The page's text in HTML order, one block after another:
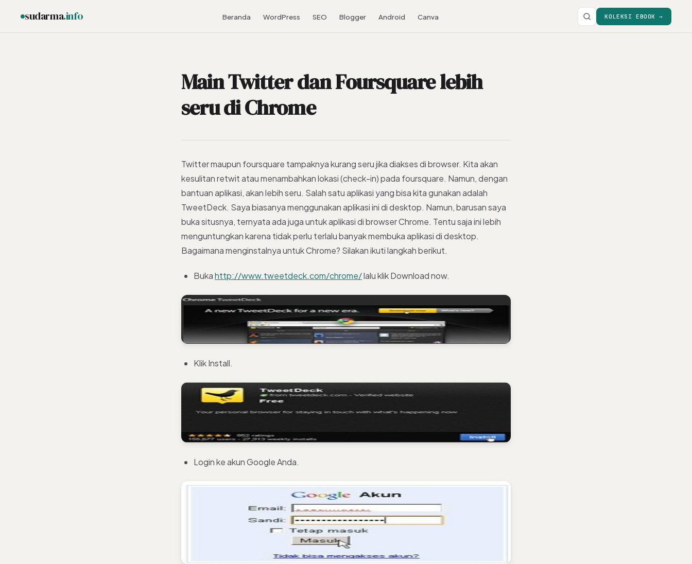
sudarma.info Beranda WordPress SEO Blogger Android Canva KOLEKSI EBOOK →
Main Twitter dan Foursquare lebih
seru di Chrome
Twitter maupun foursquare tampaknya kurang seru jika diakses di browser. Kita akan
kesulitan retwit atau menambahkan lokasi (check-in) pada foursquare. Namun, dengan
bantuan aplikasi, akan lebih seru. Salah satu aplikasi yang bisa kita gunakan adalah
TweetDeck. Saya biasanya menggunakan aplikasi ini di desktop. Namun, barusan saya
buka situsnya, ternyata ada juga untuk aplikasi di browser Chrome. Tentu saja ini lebih
menguntungkan karena tidak perlu terlalu banyak membuka aplikasi di desktop.
Bagaimana menginstalnya untuk Chrome? Silakan ikuti langkah berikut.
Bukahttp://www.tweetdeck.com/chrome/lalu klik Download now.
Klik Install.
Login ke akun Google Anda.